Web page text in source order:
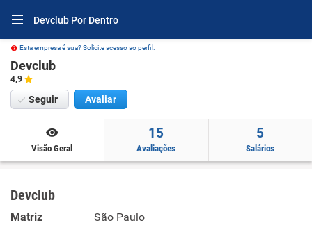
Devclub Por Dentro
Esta empresa é sua? Solicite acesso ao perfil.
Devclub
4,9
Seguir Avaliar
Visão Geral
15
Avaliações
5
Salários
Devclub
Matriz
São Paulo